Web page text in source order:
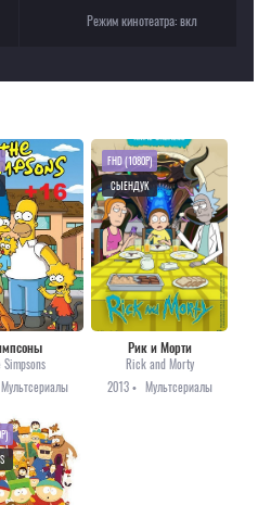
Режим кинотеатра:вкл
Simpsons
Мультсериалы
Рик и Морти
Rick and Morty
2013 •
Мультсериалы
FHD (1080P)
СЫЕНДУК